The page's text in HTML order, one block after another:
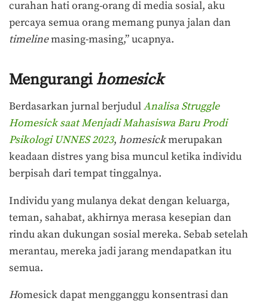
curahan hati orang-orang di media sosial, aku
percaya semua orang memang punya jalan dan
timelinemasing-masing,” ucapnya.
Mengurangihomesick
Berdasarkan jurnal berjudulAnalisa Struggle
Homesick saat Menjadi Mahasiswa Baru Prodi
Psikologi UNNES 2023, homesickmerupakan
keadaan distres yang bisa muncul ketika individu
berpisah dari tempat tinggalnya.
Individu yang mulanya dekat dengan keluarga,
teman, sahabat, akhirnya merasa kesepian dan
rindu akan dukungan sosial mereka. Sebab setelah
merantau, mereka jadi jarang mendapatkan itu
semua.
Homesick dapat mengganggu konsentrasi dan